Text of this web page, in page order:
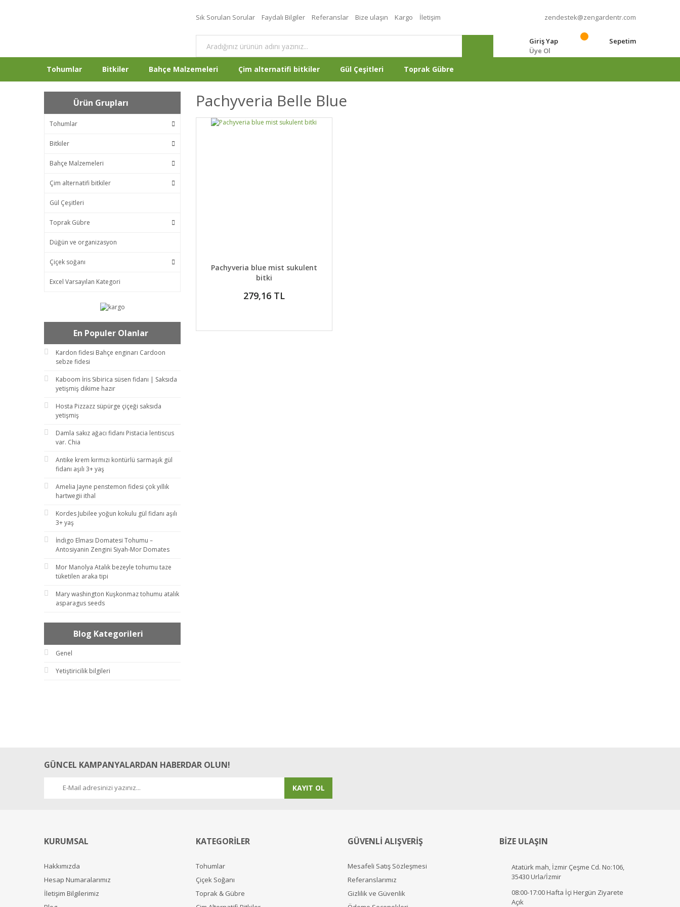
Sık Sorulan Sorular Faydalı Bilgiler Referanslar Bize ulaşın Kargo İletişim zendestek@zengardentr.com
Giriş Yap
Üye Ol
Sepetim
Tohumlar Bitkiler Bahçe Malzemeleri Çim alternatifi bitkiler Gül Çeşitleri Toprak Gübre
Ürün Grupları
Tohumlar
Bitkiler
Bahçe Malzemeleri
Çim alternatifi bitkiler
Gül Çeşitleri
Toprak Gübre
Düğün ve organizasyon
Çiçek soğanı
Excel Varsayılan Kategori
En Populer Olanlar
Kardon fidesi Bahçe enginarı Cardoon
sebze fidesi
Kaboom İris Sibirica süsen fidanı | Saksıda
yetişmiş dikime hazır
Hosta Pizzazz süpürge çiçeği saksıda
yetişmiş
Damla sakız ağacı fidanı Pistacia lentiscus
var. Chia
Antike krem kırmızı kontürlü sarmaşık gül
fidanı aşılı 3+ yaş
Amelia Jayne penstemon fidesi çok yıllık
hartwegii ithal
Kordes Jubilee yoğun kokulu gül fidanı aşılı
3+ yaş
İndigo Elması Domatesi Tohumu –
Antosiyanin Zengini Siyah-Mor Domates
Mor Manolya Atalık bezeyle tohumu taze
tüketilen araka tipi
Mary washington Kuşkonmaz tohumu atalık
asparagus seeds
Blog Kategorileri
Genel
Yetiştiricilik bilgileri
Pachyveria Belle Blue
DETAYLAR GELİNCE HABER VER
Pachyveria blue mist sukulent
bitki
279,16 TL
GÜNCEL KAMPANYALARDAN HABERDAR OLUN!
KAYIT OL
KURUMSAL
Hakkımızda
Hesap Numaralarımız
İletişim Bilgilerimiz
KATEGORİLER
Tohumlar
Çiçek Soğanı
Toprak & Gübre
GÜVENLİ ALIŞVERİŞ
Mesafeli Satış Sözleşmesi
Referanslarımız
Gizlilik ve Güvenlik
BİZE ULAŞIN
Atatürk mah, İzmir Çeşme Cd. No:106,
35430 Urla/İzmir
08:00-17:00 Hafta İçi Hergün Ziyarete
Açık